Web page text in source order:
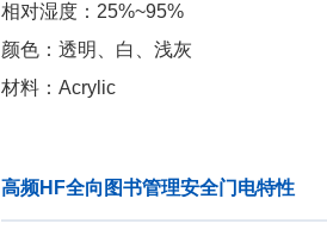
相对湿度：25%~95%
颜色：透明、白、浅灰
材料：Acrylic
高频HF全向图书管理安全门电特性